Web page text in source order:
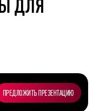
ДЛЯ
ПРЕДЛОЖИТЬ ПРЕЗЕНТАЦИЮ